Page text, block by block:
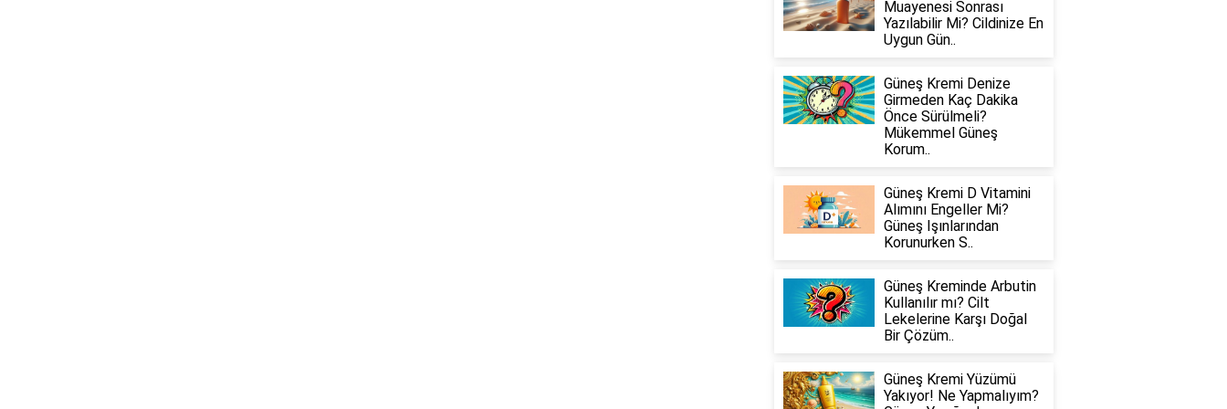
Muayenesi Sonrası
Yazılabilir Mi? Cildinize En
Uygun Gün..
Güneş Kremi Denize
Girmeden Kaç Dakika
Önce Sürülmeli?
Mükemmel Güneş
Korum..
Güneş Kremi D Vitamini
Alımını Engeller Mi?
Güneş Işınlarından
Korunurken S..
Güneş Kreminde Arbutin
Kullanılır mı? Cilt
Lekelerine Karşı Doğal
Bir Çözüm..
Güneş Kremi Yüzümü
Yakıyor! Ne Yapmalıyım?